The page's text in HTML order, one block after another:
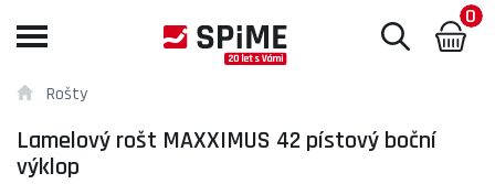
Toggle
0
Rošty
Lamelový rošt MAXXIMUS 42 pístový boční
výklop